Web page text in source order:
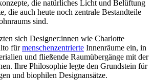
die natürliches Licht und Belüftung
die auch heute noch zentrale Bestandteile
sind.
sich Designer:innen wie Charlotte
fürmenschenzentrierte Innenräume ein, in
und fließende Raumübergänge mit der
Ihre Philosophie legte den Grundstein für
und biophilen Designansätze.